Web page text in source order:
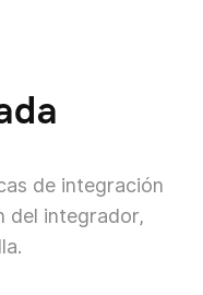
de integración
del integrador,